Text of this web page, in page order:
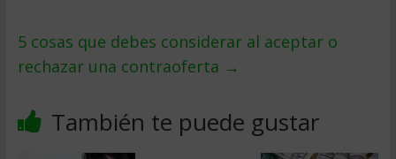
5 cosas que debes considerar al aceptar o
rechazar una contraoferta →
También te puede gustar